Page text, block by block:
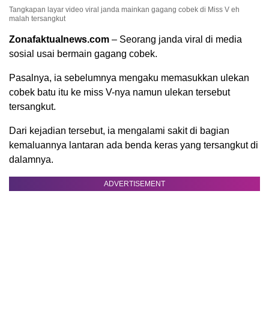
Tangkapan layar video viral janda mainkan gagang cobek di Miss V eh
malah tersangkut
Zonafaktualnews.com – Seorang janda viral di media
sosial usai bermain gagang cobek.
Pasalnya, ia sebelumnya mengaku memasukkan ulekan
cobek batu itu ke miss V-nya namun ulekan tersebut
tersangkut.
Dari kejadian tersebut, ia mengalami sakit di bagian
kemaluannya lantaran ada benda keras yang tersangkut di
dalamnya.
ADVERTISEMENT